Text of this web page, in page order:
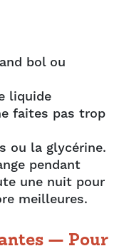
bol ou
liquide
faites pas trop
ou la glycérine.
pendant
une nuit pour
meilleures.
— Pour